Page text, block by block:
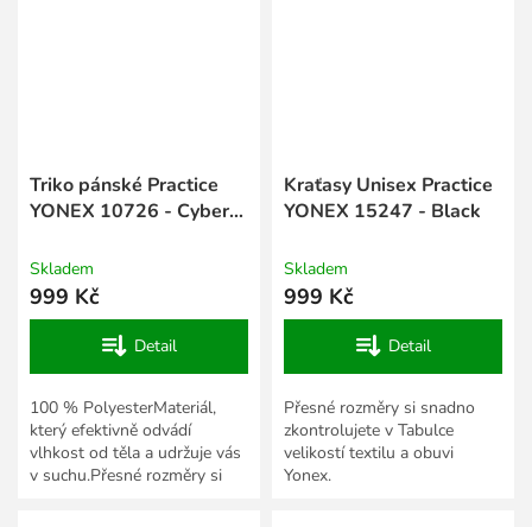
Triko pánské Practice
YONEX 10726 - Cyber
Skladem
999 Kč
Detail
100 % PolyesterMateriál,
který efektivně odvádí
vlhkost od těla a udržuje vás
v suchu.Přesné rozměry si
Kraťasy Unisex Practice
YONEX 15247 - Black
Skladem
999 Kč
Detail
Přesné rozměry si snadno
zkontrolujete v Tabulce
velikostí textilu a obuvi
Yonex.